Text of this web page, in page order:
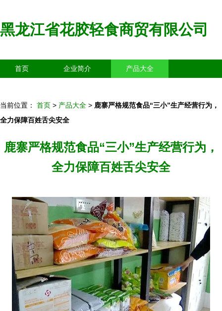
黑龙江省花胶轻食商贸有限公司
首页 企业简介 产品大全
当前位置： 首页 > 产品大全 > 鹿寨严格规范食品“三小”生产经营行为，
全力保障百姓舌尖安全
鹿寨严格规范食品“三小”生产经营行为，
全力保障百姓舌尖安全